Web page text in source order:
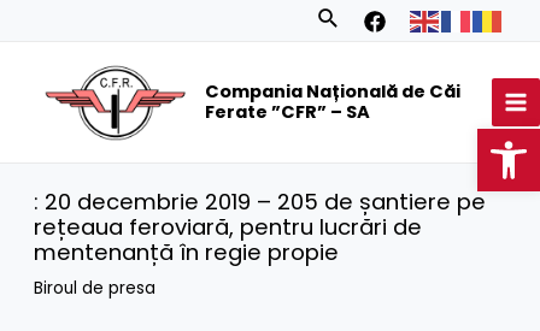
Search
Compania Națională de Căi
Ferate ”CFR” – SA
: 20 decembrie 2019 – 205 de șantiere pe
rețeaua feroviară, pentru lucrări de
mentenanță în regie propie
Biroul de presa